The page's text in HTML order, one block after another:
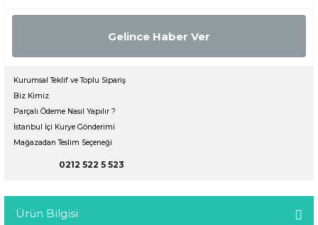
Gelince Haber Ver
Kurumsal Teklif ve Toplu Sipariş
Biz Kimiz
Parçalı Ödeme Nasıl Yapılır ?
İstanbul İçi Kurye Gönderimi
Mağazadan Teslim Seçeneği
0212 522 5 523
Ürün Bilgisi